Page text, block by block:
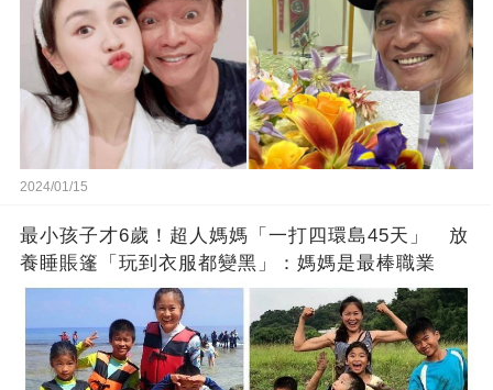
2024/01/15
最小孩子才6歲！超人媽媽「一打四環島45天」 放
養睡賬篷「玩到衣服都變黑」：媽媽是最棒職業